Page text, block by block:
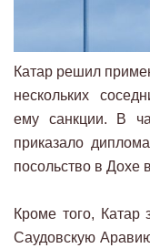
Катар решил
нескольких
ему санкции. В
приказало
посольство в Дохе
Кроме того, Катар
Саудовскую